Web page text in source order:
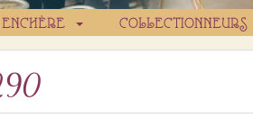
COLLECTIONNEURS